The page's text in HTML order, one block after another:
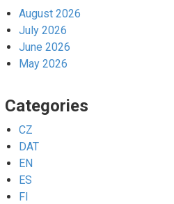
August 2026
July 2026
June 2026
May 2026
Categories
CZ
DAT
EN
ES
FI